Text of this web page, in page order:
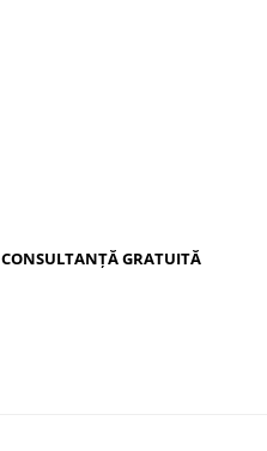
CONSULTANȚĂ GRATUITĂ